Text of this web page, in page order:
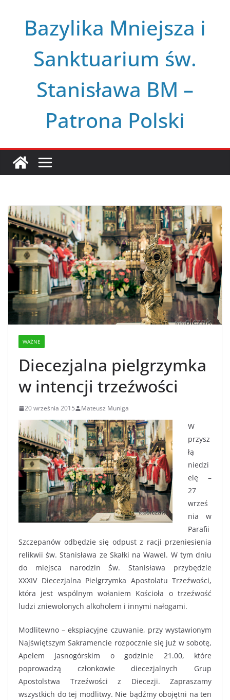
Bazylika Mniejsza i
Sanktuarium św.
Stanisława BM –
Patrona Polski
WAŻNE
Diecezjalna pielgrzymka
w intencji trzeźwości
20 września 2015 Mateusz Muniga
W
przysz
łą
niedzi
elę –
27
wrześ
nia w
Parafii
Szczepanów odbędzie się odpust z racji przeniesienia
relikwii św. Stanisława ze Skałki na Wawel. W tym dniu
do miejsca narodzin Św. Stanisława przybędzie
XXXIV Diecezjalna Pielgrzymka Apostolatu Trzeźwości,
która jest wspólnym wołaniem Kościoła o trzeźwość
ludzi zniewolonych alkoholem i innymi nałogami.
Modlitewno – ekspiacyjne czuwanie, przy wystawionym
Najświętszym Sakramencie rozpocznie się już w sobotę,
Apelem Jasnogórskim o godzinie 21.00, które
poprowadzą członkowie diecezjalnych Grup
Apostolstwa Trzeźwości z Diecezji. Zapraszamy
wszystkich do tej modlitwy. Nie bądźmy obojętni na ten